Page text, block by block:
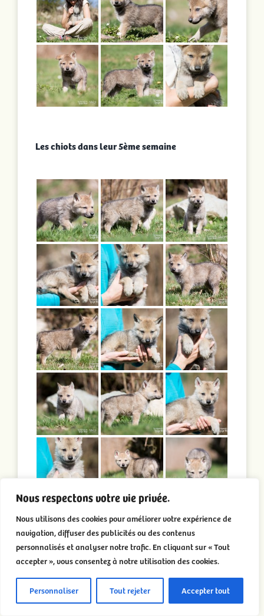
Nous respectons votre vie privée.
Nous utilisons des cookies pour améliorer votre expérience de
navigation, diffuser des publicités ou des contenus
personnalisés et analyser notre trafic. En cliquant sur « Tout
accepter », vous consentez à notre utilisation des cookies.
Personnaliser Tout rejeter Accepter tout
Les chiots dans leur 5ème semaine